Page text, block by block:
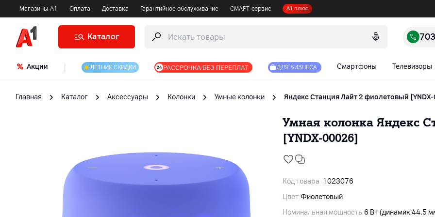
Магазины А1 Оплата Доставка Гарантийное обслуживание СМАРТ-сервис А1 плюс
Каталог
Акции ЛЕТНИЕ СКИДКИ РАССРОЧКА БЕЗ ПЕРЕПЛАТ ДЛЯ БИЗНЕСА Смартфоны Телевизоры
Главная Каталог Аксессуары Колонки Умные колонки Яндекс Станция Лайт 2 фиолетовый
Умная колонка Яндекс
[YNDX-00026]
Код товара 1023076
Цвет Фиолетовый
Номинальная мощность 6 Вт (динамик 44.5